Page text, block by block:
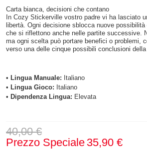
Carta bianca, decisioni che contano
In Cozy Stickerville vostro padre vi ha lasciato
libertà. Ogni decisione sblocca nuove
che si riflettono anche nelle partite successive.
ma ogni scelta può portare benefici o problemi,
verso una delle cinque possibili conclusioni
• Lingua Manuale: Italiano
• Lingua Gioco: Italiano
• Dipendenza Lingua: Elevata
40,00 €
Prezzo Speciale 35,90 €